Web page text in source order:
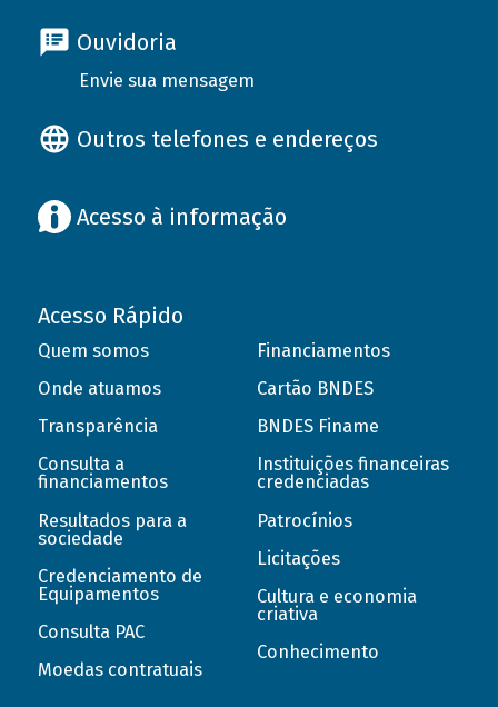
Ouvidoria
Envie sua mensagem
Outros telefones e endereços
Acesso à informação
Acesso Rápido
Quem somos
Onde atuamos
Transparência
Consulta a
financiamentos
Resultados para a
sociedade
Credenciamento de
Equipamentos
Consulta PAC
Moedas contratuais
Financiamentos
Cartão BNDES
BNDES Finame
Instituições financeiras
credenciadas
Patrocínios
Licitações
Cultura e economia
criativa
Conhecimento